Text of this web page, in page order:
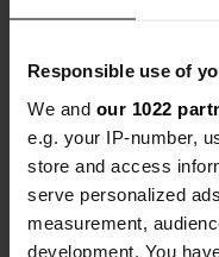
Responsible use of
We and our 1022
e.g. your IP-number,
store and access
serve personalized
measurement,
development. You
Contact
Emplacement